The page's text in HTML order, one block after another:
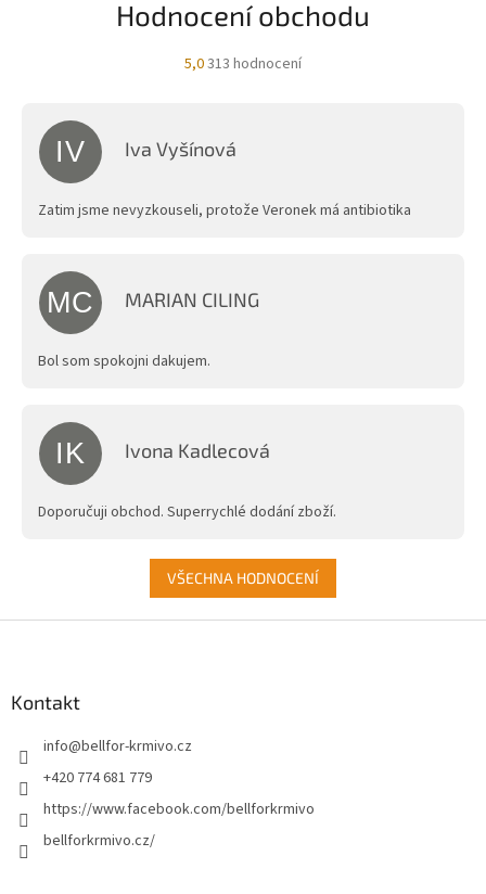
Hodnocení obchodu
5,0Průměrné
5,0
hvězdiček.
313 hodnocení
IV Iva Vyšínová
Zatim jsme nevyzkouseli, protože Veronek má antibiotika
MC MARIAN CILING
Bol som spokojni dakujem.
IK Ivona Kadlecová
Doporučuji obchod. Superrychlé dodání zboží.
VŠECHNA HODNOCENÍ
Kontakt
info@bellfor-krmivo.cz
+420 774 681 779
https://www.facebook.com/bellforkrmivo
bellforkrmivo.cz/